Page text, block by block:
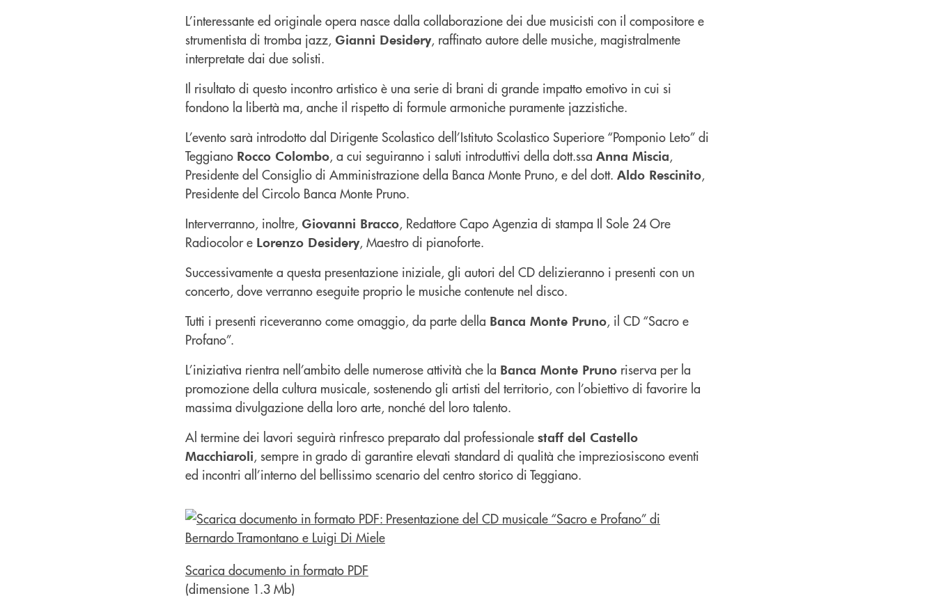
L’interessante ed originale opera nasce dalla collaborazione dei due musicisti con il compositore e
strumentista di tromba jazz, Gianni Desidery, raffinato autore delle musiche, magistralmente
interpretate dai due solisti.
Il risultato di questo incontro artistico è una serie di brani di grande impatto emotivo in cui si
fondono la libertà ma, anche il rispetto di formule armoniche puramente jazzistiche.
L’evento sarà introdotto dal Dirigente Scolastico dell’Istituto Scolastico Superiore “Pomponio Leto” di
Teggiano Rocco Colombo, a cui seguiranno i saluti introduttivi della dott.ssa Anna Miscia,
Presidente del Consiglio di Amministrazione della Banca Monte Pruno, e del dott. Aldo Rescinito,
Presidente del Circolo Banca Monte Pruno.
Interverranno, inoltre, Giovanni Bracco, Redattore Capo Agenzia di stampa Il Sole 24 Ore
Radiocolor e Lorenzo Desidery, Maestro di pianoforte.
Successivamente a questa presentazione iniziale, gli autori del CD delizieranno i presenti con un
concerto, dove verranno eseguite proprio le musiche contenute nel disco.
Tutti i presenti riceveranno come omaggio, da parte della Banca Monte Pruno, il CD “Sacro e
Profano”.
L’iniziativa rientra nell’ambito delle numerose attività che la Banca Monte Pruno riserva per la
promozione della cultura musicale, sostenendo gli artisti del territorio, con l’obiettivo di favorire la
massima divulgazione della loro arte, nonché del loro talento.
Al termine dei lavori seguirà rinfresco preparato dal professionale staff del Castello
Macchiaroli, sempre in grado di garantire elevati standard di qualità che impreziosiscono eventi
ed incontri all’interno del bellissimo scenario del centro storico di Teggiano.
Scarica documento in formato PDF
(dimensione 1.3 Mb)